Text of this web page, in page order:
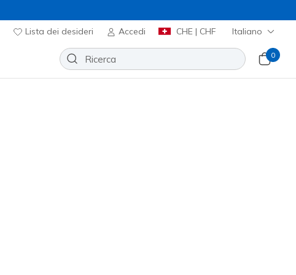
Lista dei desideri Accedi CHE | CHF Italiano
0